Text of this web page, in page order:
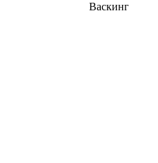
Васкинг